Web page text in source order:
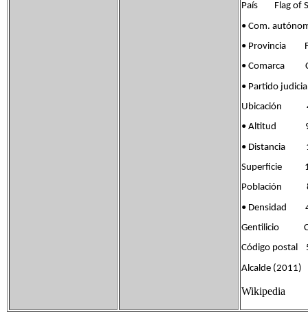
País Flag of
• Com.
• Provincia
• Comarca
• Partido
Ubicación
• Altitud
• Distancia
Superficie
Población
• Densidad
Gentilicio
Código postal
Alcalde (2011)
Wikipedia